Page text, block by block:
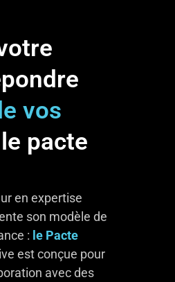
vos
pacte
en expertise
son modèle de
: le Pacte
est conçue pour
avec des